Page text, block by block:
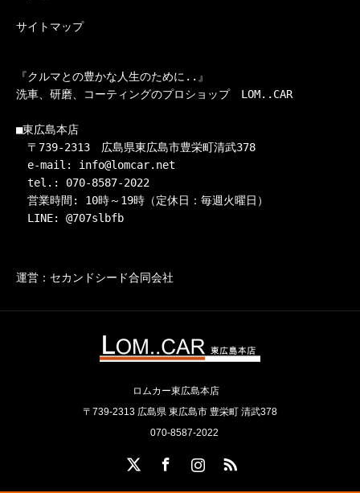
サイトマップ
『クルマとの豊かな人生のために..』
洗車、研磨、コーティングのプロショップ　LOM..CAR
■東広島本店
〒739-2313　広島県東広島市豊栄町清武378
e-mail: info@lomcar.net
tel.: 070-8587-2022
営業時間: 10時～19時（定休日：毎週火曜日）
LINE: @707slbfb
運営：セカンドシード合同会社
ロムカー東広島本店
〒739-2313 広島県 東広島市 豊栄町 清武378
070-8587-2022
InstagramRSS